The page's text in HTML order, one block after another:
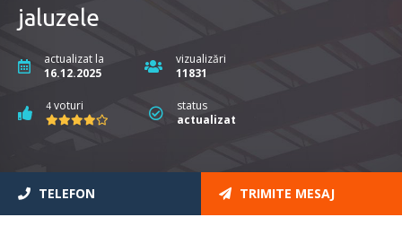
jaluzele
actualizat la
16.12.2025
vizualizări
11831
4 voturi
status
actualizat
TELEFON TRIMITE MESAJ